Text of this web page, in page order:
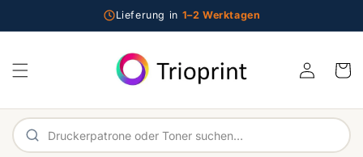
Direkt zum InhaltLieferung in 1–2 Werktagen
Einloggen
Im Shop suchen